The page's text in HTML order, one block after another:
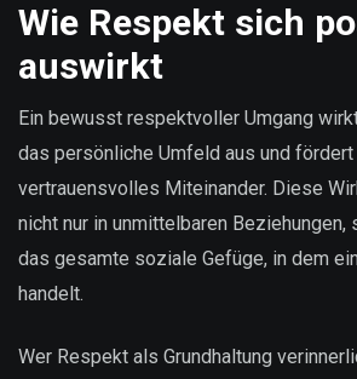
Wie Respekt sich
auswirkt
Ein bewusst respektvoller Umgang
das persönliche Umfeld aus und fördert
vertrauensvolles Miteinander. Diese
nicht nur in unmittelbaren
das gesamte soziale Gefüge, in dem
handelt.
Wer Respekt als Grundhaltung